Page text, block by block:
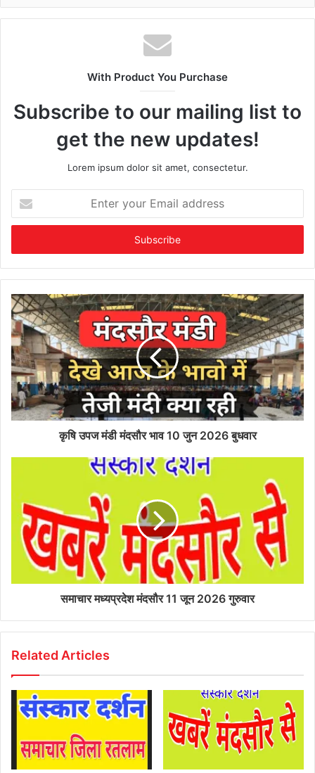
With Product You Purchase
Subscribe to our mailing list to
get the new updates!
Lorem ipsum dolor sit amet, consectetur.
your
Email
कृषि उपज मंडी मंदसौर भाव 10 जुन 2026 बुधवार
समाचार मध्यप्रदेश मंदसौर 11 जून 2026 गुरुवार
Related Articles